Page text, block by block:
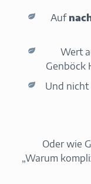
Auf
Wert
Genböck
Und nicht
Oder wie
„Warum